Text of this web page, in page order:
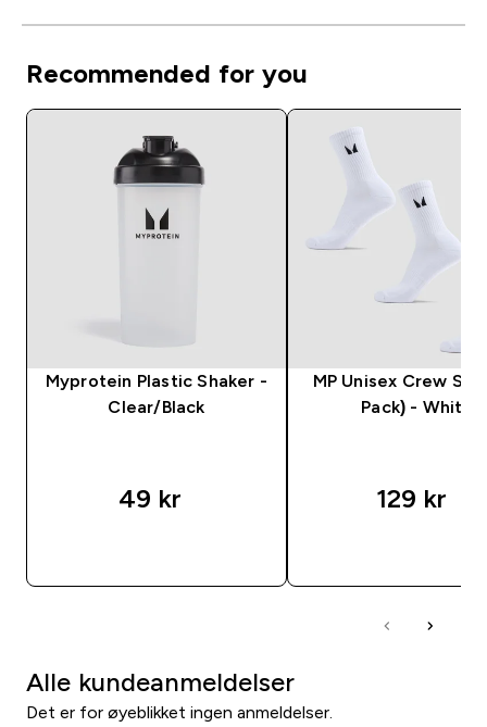
Recommended for you
Myprotein Plastic Shaker -
Clear/Black
49 kr‎
MP Unisex Crew
Pack) - White
129 kr‎
Alle kundeanmeldelser
Det er for øyeblikket ingen anmeldelser.